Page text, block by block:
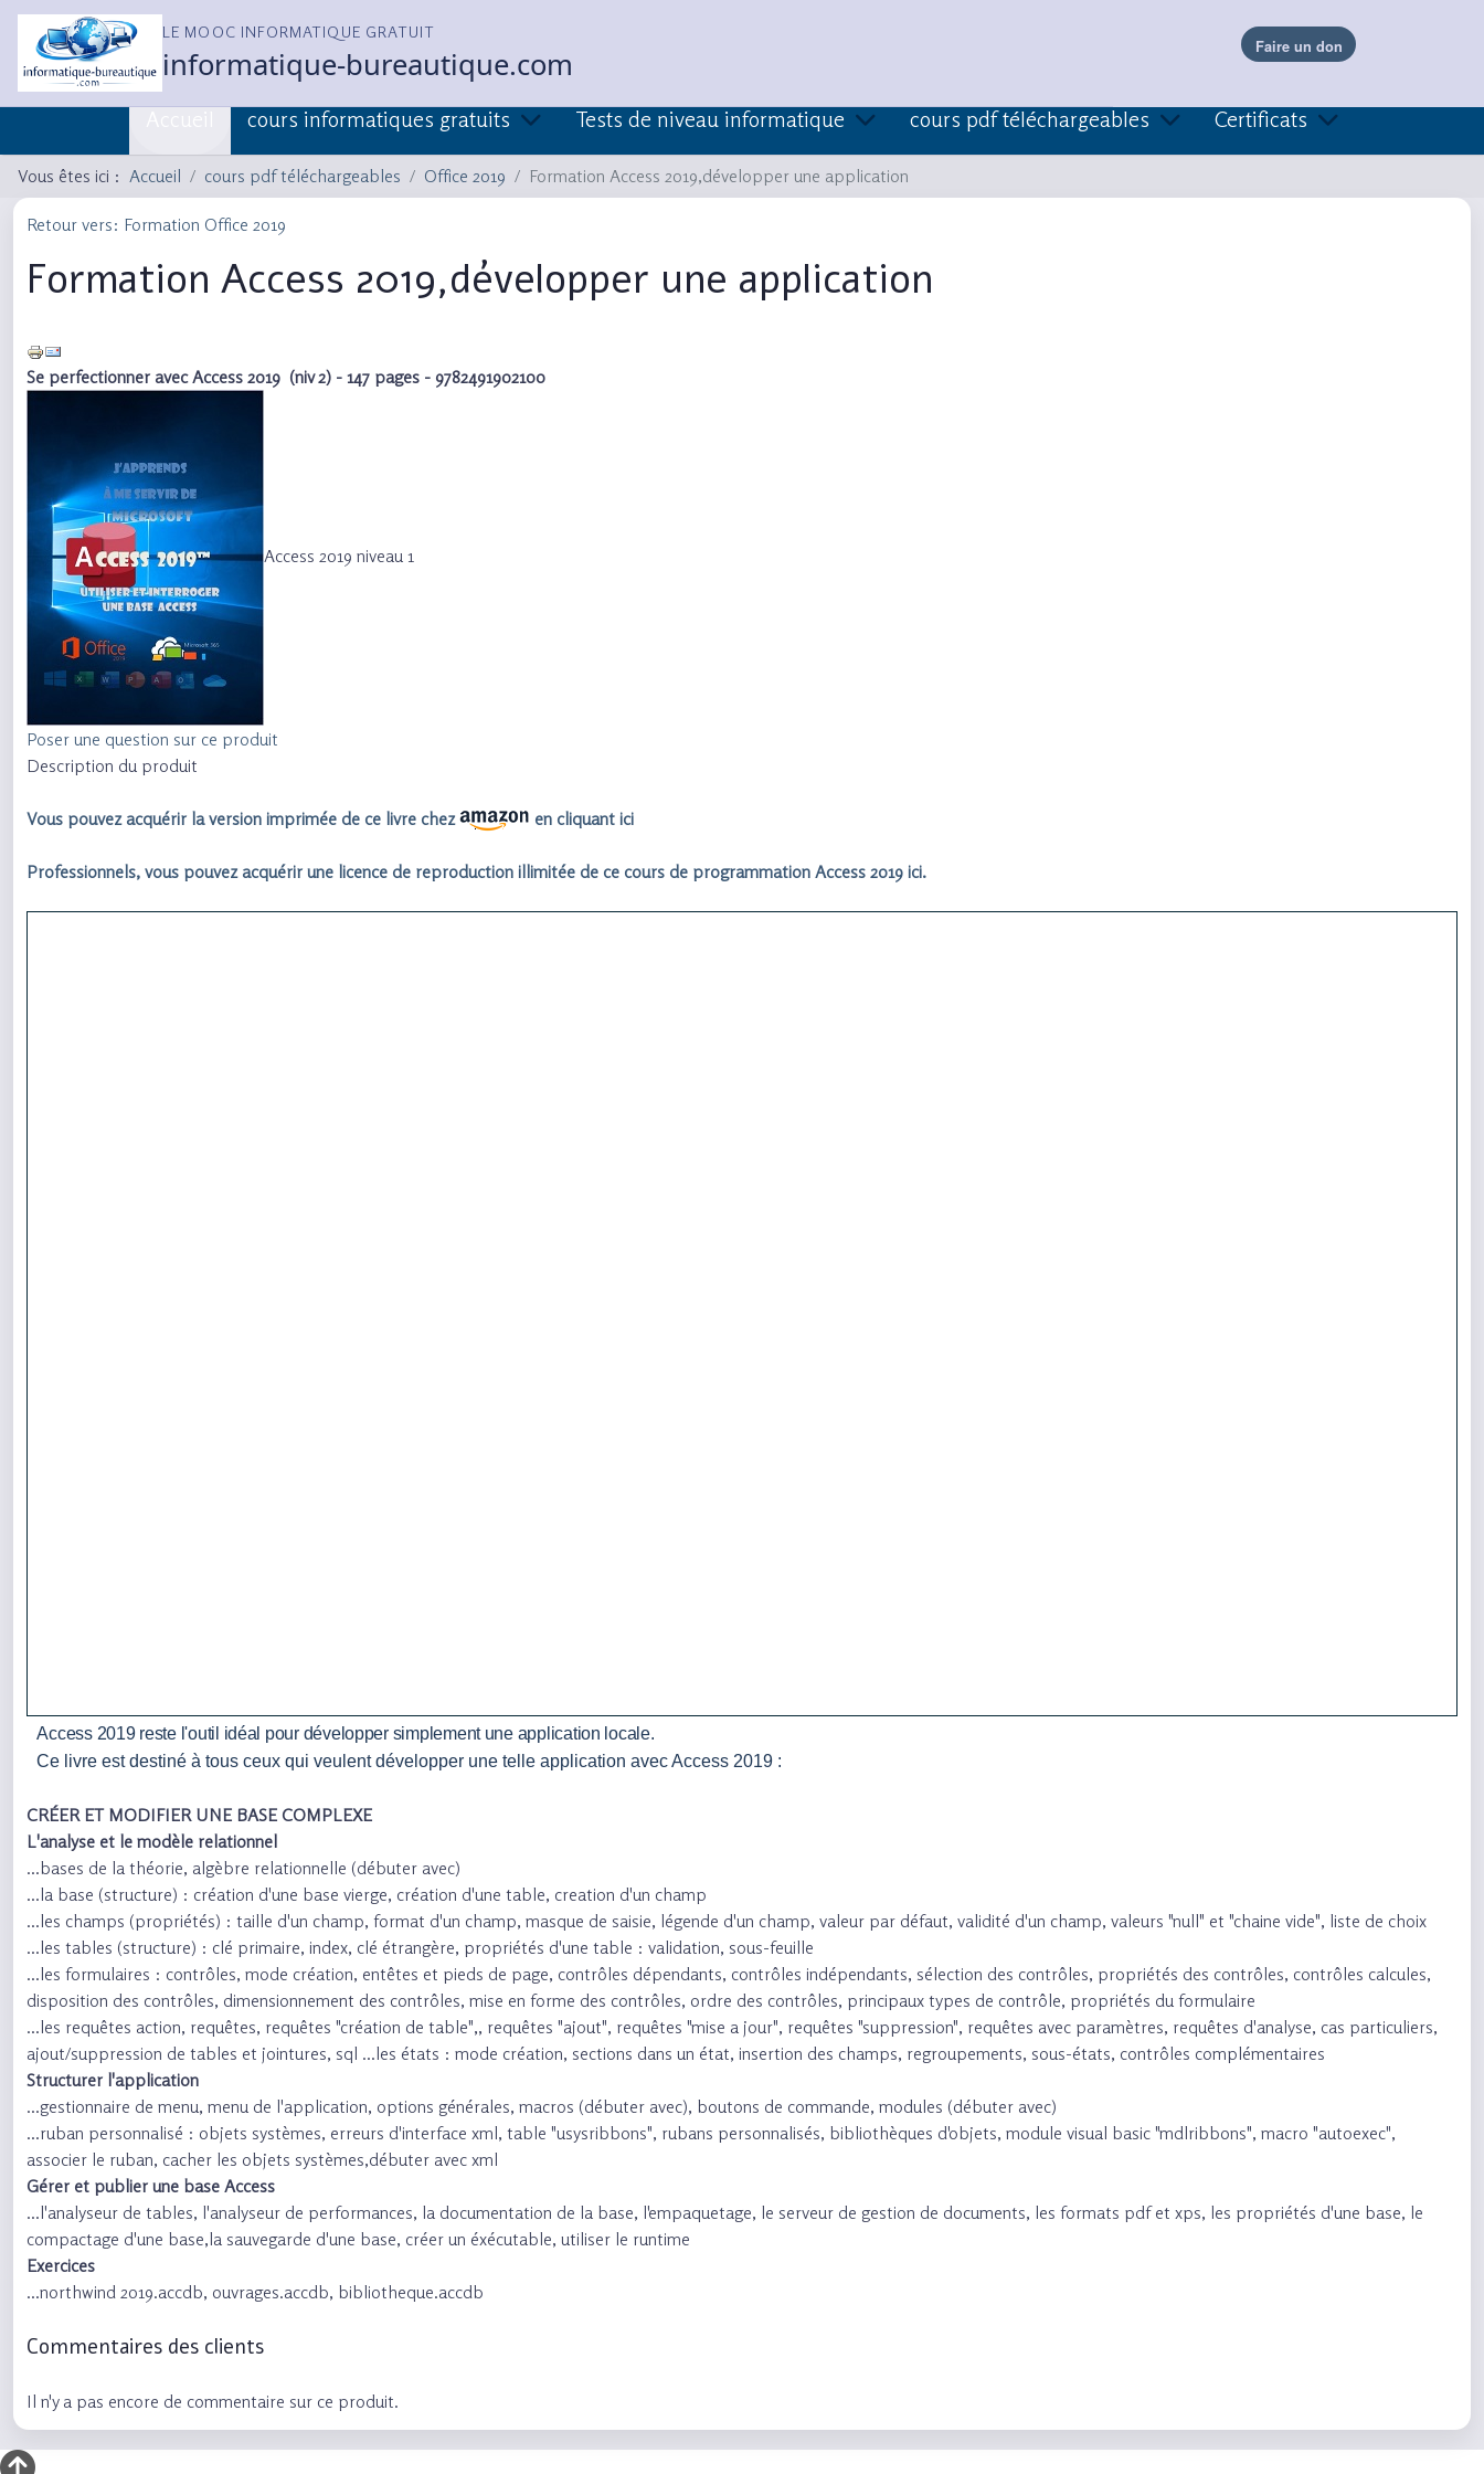
LE MOOC INFORMATIQUE GRATUIT
informatique-bureautique.com
cours informatiques gratuits Tests de niveau informatique cours pdf téléchargeables Certificats
Vous êtes ici : Accueil cours pdf téléchargeables Office 2019 Formation Access 2019,développer une application
Retour vers: Formation Office 2019
Formation Access 2019,développer une application
Se perfectionner avec Access 2019 (niv 2) - 147 pages - 9782491902100
Access 2019 niveau 1
Poser une question sur ce produit
Description du produit
Vous pouvez acquérir la version imprimée de ce livre chez en cliquant ici
Professionnels, vous pouvez acquérir une licence de reproduction illimitée de ce cours de programmation Access 2019 ici.
Access 2019 reste l'outil idéal pour développer simplement une application locale.
Ce livre est destiné à tous ceux qui veulent développer une telle application avec Access 2019 :
CRÉER ET MODIFIER UNE BASE COMPLEXE
L'analyse et le modèle relationnel
...bases de la théorie, algèbre relationnelle (débuter avec)
...la base (structure) : création d'une base vierge, création d'une table, creation d'un champ
...les champs (propriétés) : taille d'un champ, format d'un champ, masque de saisie, légende d'un champ, valeur par défaut, validité d'un champ, valeurs "null" et "chaine vide", liste de choix
...les tables (structure) : clé primaire, index, clé étrangère, propriétés d'une table : validation, sous-feuille
...les formulaires : contrôles, mode création, entêtes et pieds de page, contrôles dépendants, contrôles indépendants, sélection des contrôles, propriétés des contrôles, contrôles calcules,
disposition des contrôles, dimensionnement des contrôles, mise en forme des contrôles, ordre des contrôles, principaux types de contrôle, propriétés du formulaire
...les requêtes action, requêtes, requêtes "création de table",, requêtes "ajout", requêtes "mise a jour", requêtes "suppression", requêtes avec paramètres, requêtes d'analyse, cas particuliers,
ajout/suppression de tables et jointures, sql ...les états : mode création, sections dans un état, insertion des champs, regroupements, sous-états, contrôles complémentaires
Structurer l'application
...gestionnaire de menu, menu de l'application, options générales, macros (débuter avec), boutons de commande, modules (débuter avec)
...ruban personnalisé : objets systèmes, erreurs d'interface xml, table "usysribbons", rubans personnalisés, bibliothèques d'objets, module visual basic "mdlribbons", macro "autoexec",
associer le ruban, cacher les objets systèmes,débuter avec xml
Gérer et publier une base Access
...l'analyseur de tables, l'analyseur de performances, la documentation de la base, l'empaquetage, le serveur de gestion de documents, les formats pdf et xps, les propriétés d'une base, le
compactage d'une base,la sauvegarde d'une base, créer un éxécutable, utiliser le runtime
Exercices
...northwind 2019.accdb, ouvrages.accdb, bibliotheque.accdb
Commentaires des clients
Il n'y a pas encore de commentaire sur ce produit.